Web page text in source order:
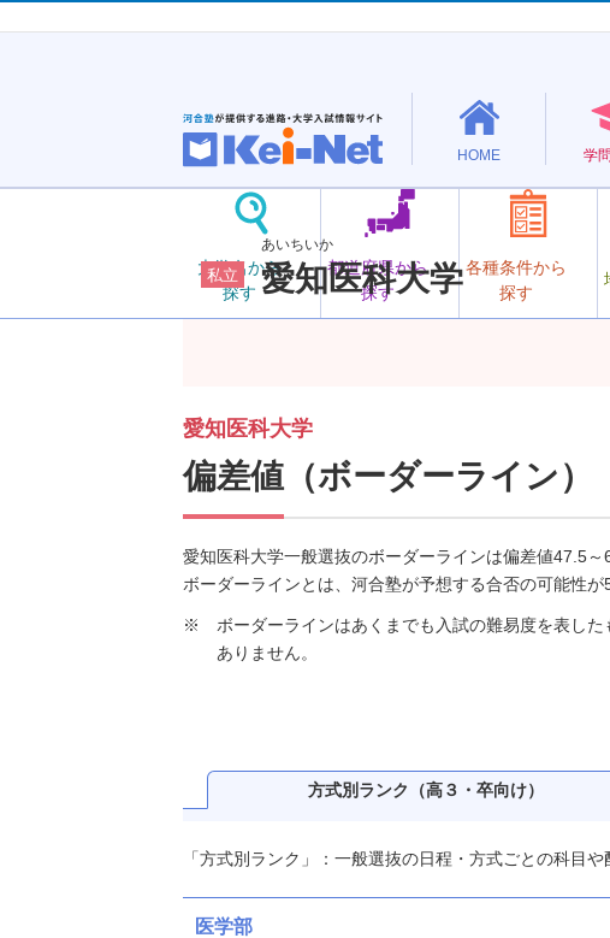
HOME 学
大学名から
探す
都道府県から
探す
各種条件から
探す
私立
あいちいか
愛知医科大学
愛知医科大学
偏差値（ボーダーライン）
愛知医科大学一般選抜のボーダーラインは偏差値47.5
ボーダーラインとは、河合塾が予想する合否の可能性が
ボーダーラインはあくまでも入試の難易度を表し
ありません。
方式別ランク （高３・卒向け）
「方式別ランク」：一般選抜の日程・方式ごとの科目
医学部